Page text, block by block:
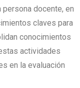
docente, en
claves para
conocimientos
actividades
en la evaluación